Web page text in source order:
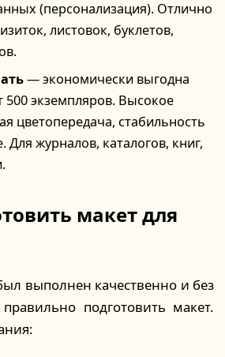
(персонализация). Отлично
листовок, буклетов,
— экономически выгодна
500 экземпляров. Высокое
цветопередача, стабильность
Для журналов, каталогов, книг,
макет для
выполнен качественно и без
подготовить макет.